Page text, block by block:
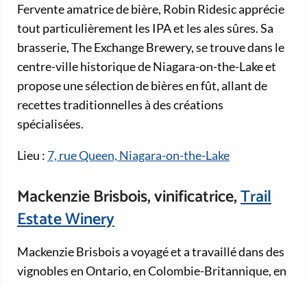
Fervente amatrice de bière, Robin Ridesic apprécie
tout particulièrement les IPA et les ales sûres. Sa
brasserie, The Exchange Brewery, se trouve dans le
centre-ville historique de Niagara-on-the-Lake et
propose une sélection de bières en fût, allant de
recettes traditionnelles à des créations
spécialisées.
Lieu : 7, rue Queen, Niagara-on-the-Lake
Mackenzie Brisbois, vinificatrice,Trail
Estate Winery
Mackenzie Brisbois a voyagé et a travaillé dans des
vignobles en Ontario, en Colombie-Britannique, en